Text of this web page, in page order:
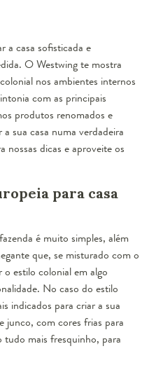
a casa sofisticada e
O Westwing te mostra
nos ambientes internos
com as principais
produtos renomados e
sua casa numa verdadeira
nossas dicas e aproveite os
para casa
é muito simples, além
que, se misturado com o
estilo colonial em algo
No caso do estilo
indicados para criar a sua
junco, com cores frias para
tudo mais fresquinho, para